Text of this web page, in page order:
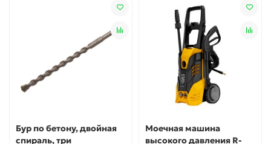
Бур по бетону, двойная
спираль, три
Моечная машина
высокого давления R-